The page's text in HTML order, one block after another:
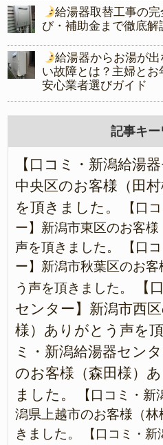
給湯器取替工事の
び・補助金まで徹底解
給湯器からお湯が
い故障とは？主婦と
安心業者選びガイド
記事キー
【口コミ・新潟給湯
中央区のお客様（田
を頂きました。
【口
ー】新潟市東区のお客様
声を頂きました。
【口
ー】新潟市秋葉区のお
う声を頂きました。
【
センター】新潟市西
様）ありがとう声を
ミ・新潟給湯器セン
のお客様（森田様）
ました。
【口コミ・
潟県上越市のお客様（
きました。
【口コミ・